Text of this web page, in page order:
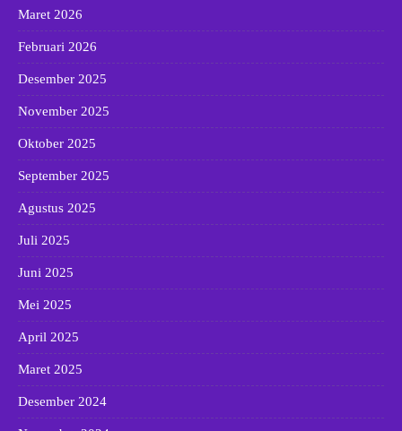
Maret 2026
Februari 2026
Desember 2025
November 2025
Oktober 2025
September 2025
Agustus 2025
Juli 2025
Juni 2025
Mei 2025
April 2025
Maret 2025
Desember 2024